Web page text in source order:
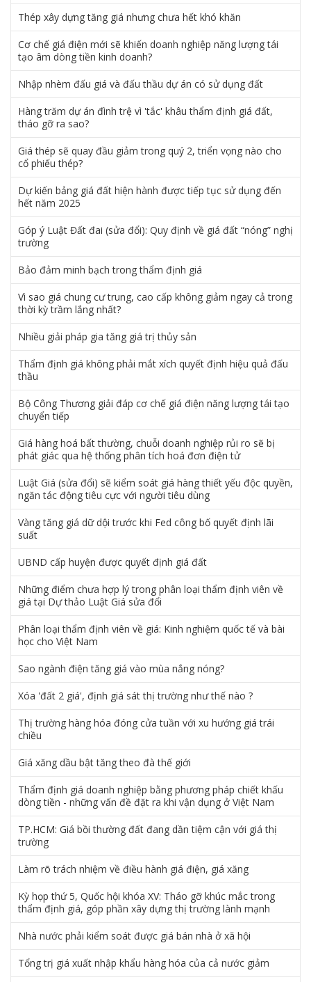
Thép xây dựng tăng giá nhưng chưa hết khó khăn
Cơ chế giá điện mới sẽ khiến doanh nghiệp năng lượng tái
tạo âm dòng tiền kinh doanh?
Nhập nhèm đấu giá và đấu thầu dự án có sử dụng đất
Hàng trăm dự án đình trệ vì 'tắc' khâu thẩm định giá đất,
tháo gỡ ra sao?
Giá thép sẽ quay đầu giảm trong quý 2, triển vọng nào cho
cổ phiếu thép?
Dự kiến bảng giá đất hiện hành được tiếp tục sử dụng đến
hết năm 2025
Góp ý Luật Đất đai (sửa đổi): Quy định về giá đất “nóng” nghị
trường
Bảo đảm minh bạch trong thẩm định giá
Vì sao giá chung cư trung, cao cấp không giảm ngay cả trong
thời kỳ trầm lắng nhất?
Nhiều giải pháp gia tăng giá trị thủy sản
Thẩm định giá không phải mắt xích quyết định hiệu quả đấu
thầu
Bộ Công Thương giải đáp cơ chế giá điện năng lượng tái tạo
chuyển tiếp
Giá hàng hoá bất thường, chuỗi doanh nghiệp rủi ro sẽ bị
phát giác qua hệ thống phân tích hoá đơn điện tử
Luật Giá (sửa đổi) sẽ kiểm soát giá hàng thiết yếu độc quyền,
ngăn tác động tiêu cực với người tiêu dùng
Vàng tăng giá dữ dội trước khi Fed công bố quyết định lãi
suất
UBND cấp huyện được quyết định giá đất
Những điểm chưa hợp lý trong phân loại thẩm định viên về
giá tại Dự thảo Luật Giá sửa đổi
Phân loại thẩm định viên về giá: Kinh nghiệm quốc tế và bài
học cho Việt Nam
Sao ngành điện tăng giá vào mùa nắng nóng?
Xóa 'đất 2 giá', định giá sát thị trường như thế nào ?
Thị trường hàng hóa đóng cửa tuần với xu hướng giá trái
chiều
Giá xăng dầu bật tăng theo đà thế giới
Thẩm định giá doanh nghiệp bằng phương pháp chiết khấu
dòng tiền - những vấn đề đặt ra khi vận dụng ở Việt Nam
TP.HCM: Giá bồi thường đất đang dần tiệm cận với giá thị
trường
Làm rõ trách nhiệm về điều hành giá điện, giá xăng
Kỳ họp thứ 5, Quốc hội khóa XV: Tháo gỡ khúc mắc trong
thẩm định giá, góp phần xây dựng thị trường lành mạnh
Nhà nước phải kiểm soát được giá bán nhà ở xã hội
Tổng trị giá xuất nhập khẩu hàng hóa của cả nước giảm